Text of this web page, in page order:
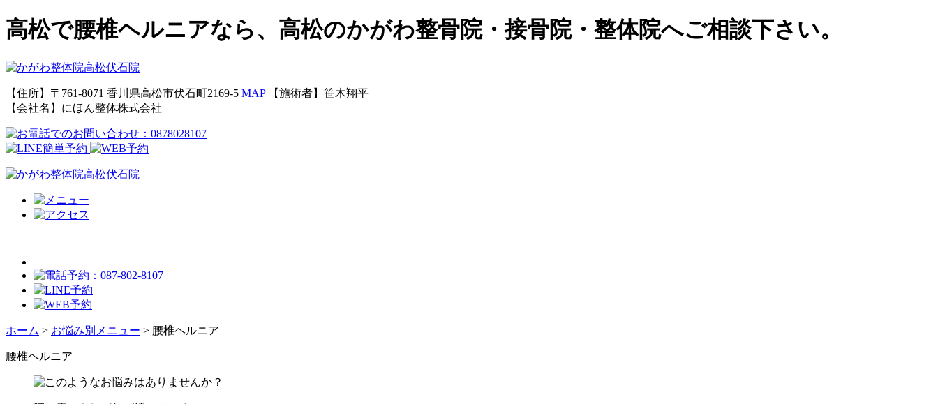
高松で腰椎ヘルニアなら、高松のかがわ整骨院・接骨院・整体院へご相談下さい。
【住所】〒761-8071 香川県高松市伏石町2169-5 MAP
【施術者】笹木翔平
【会社名】にほん整体株式会社
ホーム > お悩み別メニュー > 腰椎ヘルニア
腰椎ヘルニア